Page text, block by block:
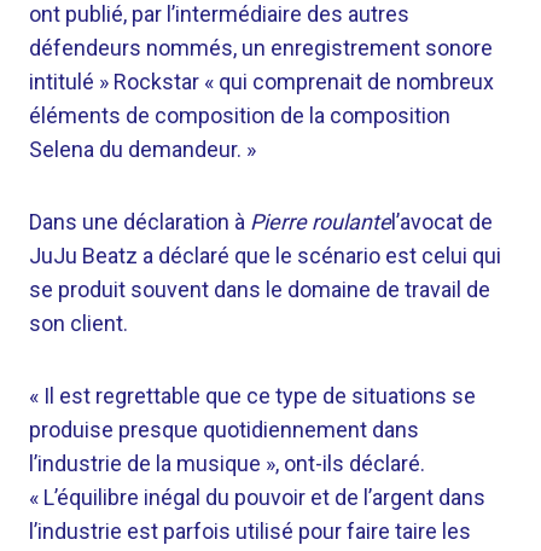
ont publié, par l’intermédiaire des autres
défendeurs nommés, un enregistrement sonore
intitulé » Rockstar « qui comprenait de nombreux
éléments de composition de la composition
Selena du demandeur. »
Dans une déclaration à Pierre roulantel’avocat de
JuJu Beatz a déclaré que le scénario est celui qui
se produit souvent dans le domaine de travail de
son client.
« Il est regrettable que ce type de situations se
produise presque quotidiennement dans
l’industrie de la musique », ont-ils déclaré.
« L’équilibre inégal du pouvoir et de l’argent dans
l’industrie est parfois utilisé pour faire taire les